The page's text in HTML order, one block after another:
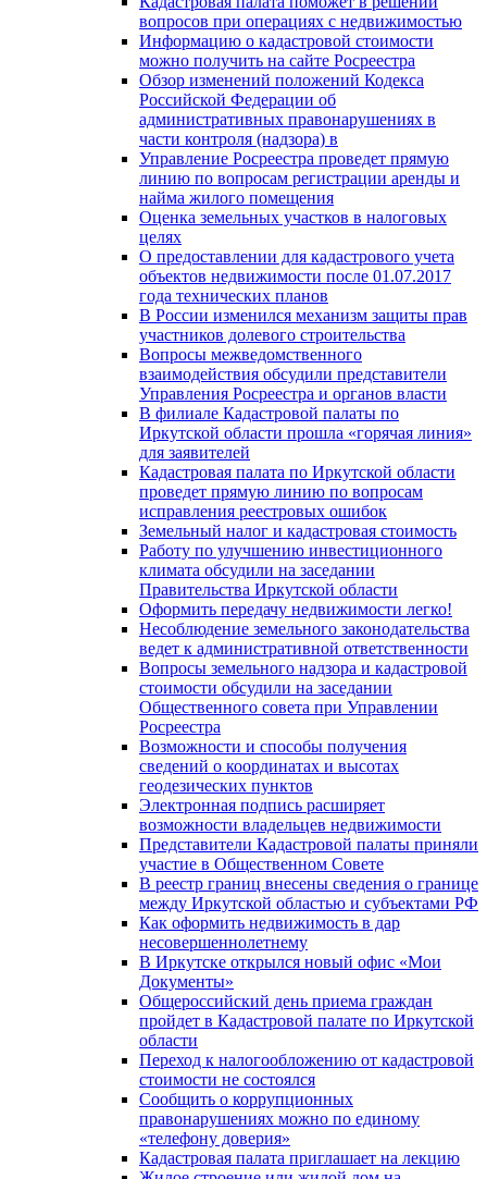
вопросов при операциях с недвижимостью
Информацию о кадастровой стоимости
можно получить на сайте Росреестра
Обзор изменений положений Кодекса
Российской Федерации об
административных правонарушениях в
части контроля (надзора) в
Управление Росреестра проведет прямую
линию по вопросам регистрации аренды и
найма жилого помещения
Оценка земельных участков в налоговых
целях
О предоставлении для кадастрового учета
объектов недвижимости после 01.07.2017
года технических планов
В России изменился механизм защиты прав
участников долевого строительства
Вопросы межведомственного
взаимодействия обсудили представители
Управления Росреестра и органов власти
В филиале Кадастровой палаты по
Иркутской области прошла «горячая линия»
для заявителей
Кадастровая палата по Иркутской области
проведет прямую линию по вопросам
исправления реестровых ошибок
Земельный налог и кадастровая стоимость
Работу по улучшению инвестиционного
климата обсудили на заседании
Правительства Иркутской области
Оформить передачу недвижимости легко!
Несоблюдение земельного законодательства
ведет к административной ответственности
Вопросы земельного надзора и кадастровой
стоимости обсудили на заседании
Общественного совета при Управлении
Росреестра
Возможности и способы получения
сведений о координатах и высотах
геодезических пунктов
Электронная подпись расширяет
возможности владельцев недвижимости
Представители Кадастровой палаты приняли
участие в Общественном Совете
В реестр границ внесены сведения о границе
между Иркутской областью и субъектами РФ
Как оформить недвижимость в дар
несовершеннолетнему
В Иркутске открылся новый офис «Мои
Документы»
Общероссийский день приема граждан
пройдет в Кадастровой палате по Иркутской
области
Переход к налогообложению от кадастровой
стоимости не состоялся
Сообщить о коррупционных
правонарушениях можно по единому
«телефону доверия»
Кадастровая палата приглашает на лекцию